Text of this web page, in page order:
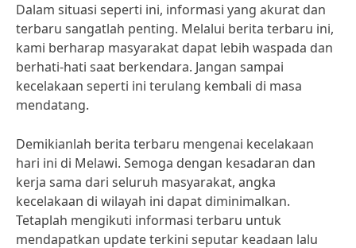
Dalam situasi seperti ini, informasi yang akurat dan
terbaru sangatlah penting. Melalui berita terbaru ini,
kami berharap masyarakat dapat lebih waspada dan
berhati-hati saat berkendara. Jangan sampai
kecelakaan seperti ini terulang kembali di masa
mendatang.
Demikianlah berita terbaru mengenai kecelakaan
hari ini di Melawi. Semoga dengan kesadaran dan
kerja sama dari seluruh masyarakat, angka
kecelakaan di wilayah ini dapat diminimalkan.
Tetaplah mengikuti informasi terbaru untuk
mendapatkan update terkini seputar keadaan lalu